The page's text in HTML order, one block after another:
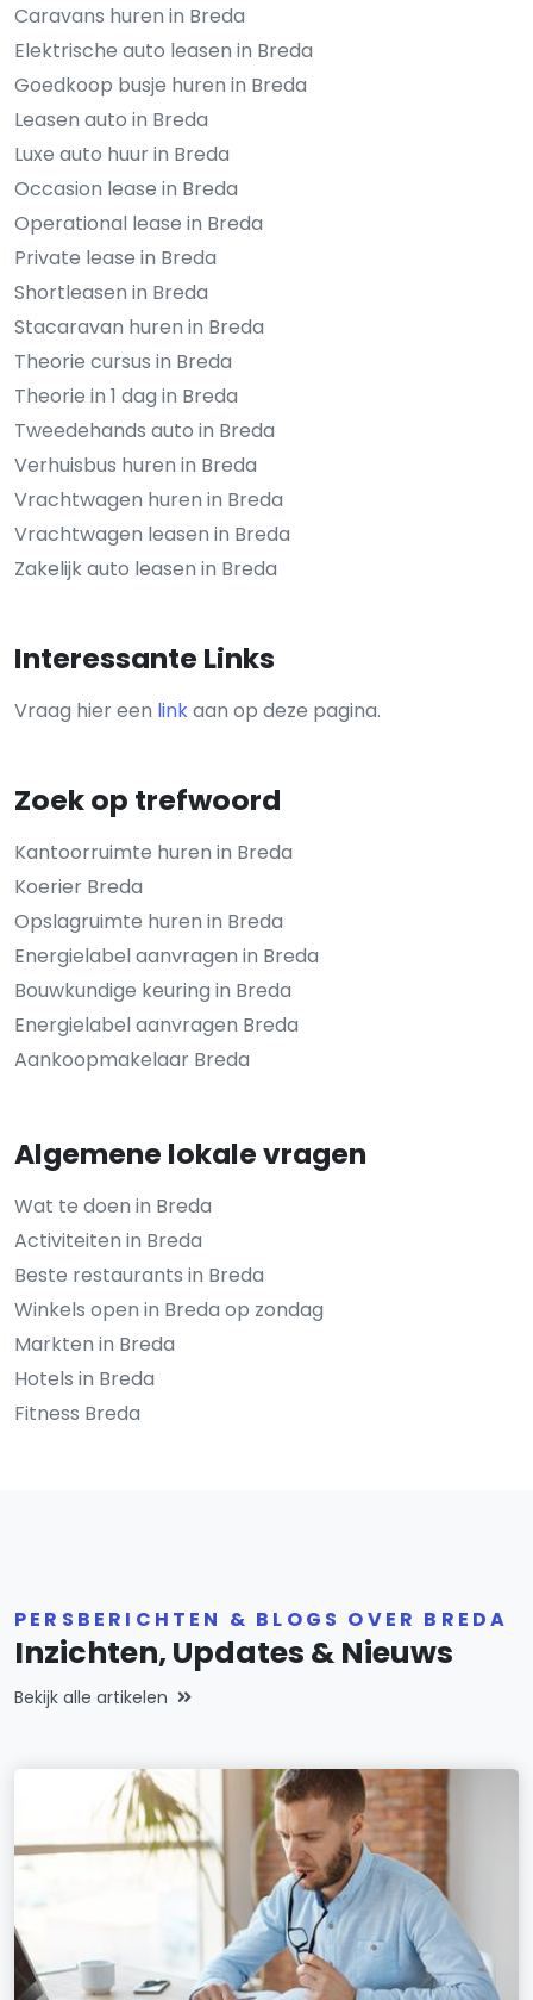
Caravans huren in Breda
Elektrische auto leasen in Breda
Goedkoop busje huren in Breda
Leasen auto in Breda
Luxe auto huur in Breda
Occasion lease in Breda
Operational lease in Breda
Private lease in Breda
Shortleasen in Breda
Stacaravan huren in Breda
Theorie cursus in Breda
Theorie in 1 dag in Breda
Tweedehands auto in Breda
Verhuisbus huren in Breda
Vrachtwagen huren in Breda
Vrachtwagen leasen in Breda
Zakelijk auto leasen in Breda
Interessante Links
Vraag hier een linkaan op deze pagina.
Zoek op trefwoord
Kantoorruimte huren in Breda
Koerier Breda
Opslagruimte huren in Breda
Energielabel aanvragen in Breda
Bouwkundige keuring in Breda
Energielabel aanvragen Breda
Aankoopmakelaar Breda
Algemene lokale vragen
Wat te doen in Breda
Activiteiten in Breda
Beste restaurants in Breda
Winkels open in Breda op zondag
Markten in Breda
Hotels in Breda
Fitness Breda
PERSBERICHTEN & BLOGS OVER BREDA
Inzichten, Updates & Nieuws
Bekijk alle artikelen